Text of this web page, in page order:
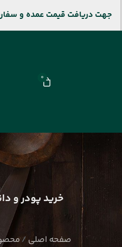
جهت دریافت قیمت عمده و سفارش لطفا با شماره 09356425544 و جهت پیگیری
0
خرید پودر و
صفحه اصلی